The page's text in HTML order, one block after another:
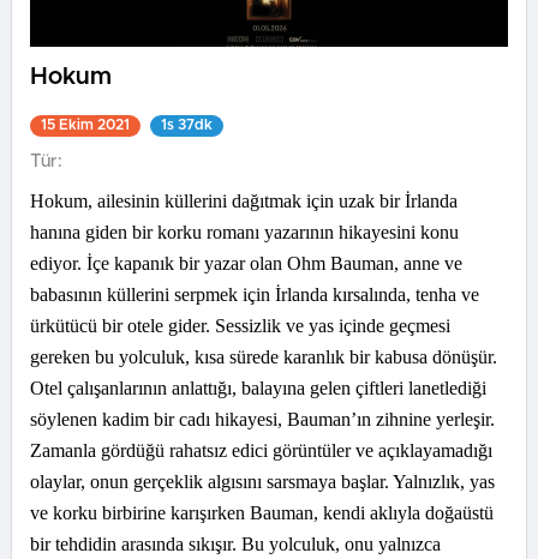
Hokum
15 Ekim 2021 1s 37dk
Tür:
Hokum, ailesinin küllerini dağıtmak için uzak bir İrlanda
hanına giden bir korku romanı yazarının hikayesini konu
ediyor. İçe kapanık bir yazar olan Ohm Bauman, anne ve
babasının küllerini serpmek için İrlanda kırsalında, tenha ve
ürkütücü bir otele gider. Sessizlik ve yas içinde geçmesi
gereken bu yolculuk, kısa sürede karanlık bir kabusa dönüşür.
Otel çalışanlarının anlattığı, balayına gelen çiftleri lanetlediği
söylenen kadim bir cadı hikayesi, Bauman’ın zihnine yerleşir.
Zamanla gördüğü rahatsız edici görüntüler ve açıklayamadığı
olaylar, onun gerçeklik algısını sarsmaya başlar. Yalnızlık, yas
ve korku birbirine karışırken Bauman, kendi aklıyla doğaüstü
bir tehdidin arasında sıkışır. Bu yolculuk, onu yalnızca